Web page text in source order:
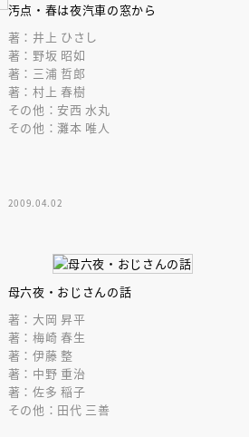
汚点・春は夜汽車の窓から
著：井上 ひさし
著：野坂 昭如
著：三浦 哲郎
著：村上 春樹
その他：安西 水丸
その他：灘本 唯人
2009.04.02
母六夜・おじさんの話
著：大岡 昇平
著：梅崎 春生
著：伊藤 整
著：中野 重治
著：佐多 稲子
その他：田代 三善
えほん通信
本新
作家
実践
アーカイブ配信中【第
童文学新人賞】受賞作